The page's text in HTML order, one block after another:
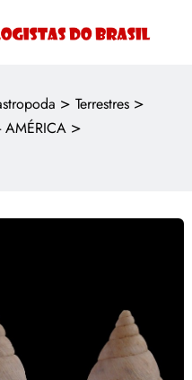
> Terrestres >
AMÉRICA >